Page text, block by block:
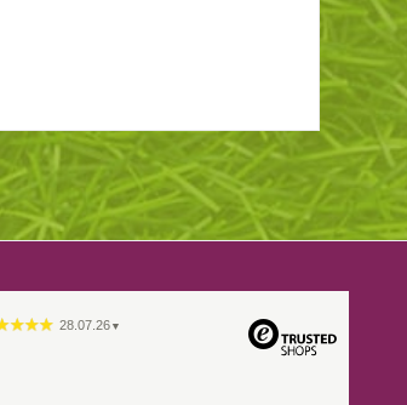
28.07.26 ▼